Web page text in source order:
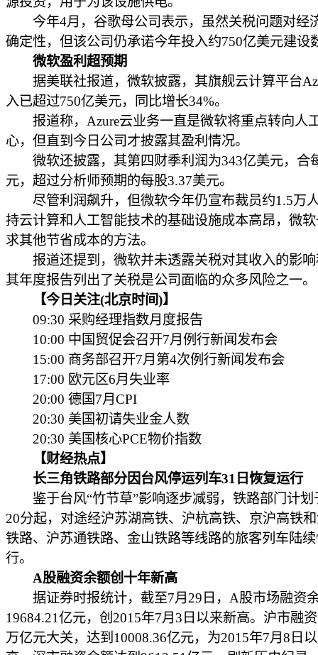
今年4月，谷歌母公司表示，虽然关税问题对经
确定性，但该公司仍承诺今年投入约750亿美元建设
微软盈利超预期
据美联社报道，微软披露，其旗舰云计算平台
入已超过750亿美元，同比增长34%。
报道称，Azure云业务一直是微软将重点转向人
心，但直到今日公司才披露其盈利情况。
微软还披露，其第四财季利润为343亿美元，合
元，超过分析师预期的每股3.37美元。
尽管利润飙升，但微软今年仍宣布裁员约1.5万
持云计算和人工智能技术的基础设施成本高昂，微
求其他节省成本的方法。
报道还提到，微软并未透露关税对其收入的影响
其年度报告列出了关税是公司面临的众多风险之一。
【今日关注(北京时间)】
09:30 采购经理指数月度报告
10:00 中国贸促会召开7月例行新闻发布会
15:00 商务部召开7月第4次例行新闻发布会
17:00 欧元区6月失业率
20:00 德国7月CPI
20:30 美国初请失业金人数
20:30 美国核心PCE物价指数
【财经热点】
长三角铁路部分因台风停运列车31日恢复运行
鉴于台风“竹节草”影响逐步减弱，铁路部门计划
20分起，对途经沪苏湖高铁、沪杭高铁、京沪高铁
铁路、沪苏通铁路、金山铁路等线路的旅客列车陆
行。
A股融资余额创十年新高
据证券时报统计，截至7月29日，A股市场融资
19684.21亿元，创2015年7月3日以来新高。沪市融
万亿元大关，达到10008.36亿元，为2015年7月8日